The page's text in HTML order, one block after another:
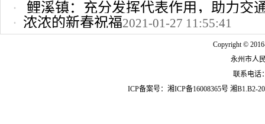
鲤溪镇：充分发挥代表作用，助力交
2022-10-24 12:09:37
浓浓的新春祝福2021-01-27 11:55:41
Copyright ©
永州市人
联系电话
ICP备案号： 湘ICP备16008365号 湘B1.B2-